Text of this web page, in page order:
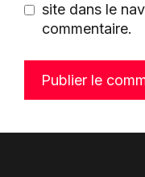
site dans le
commentaire.